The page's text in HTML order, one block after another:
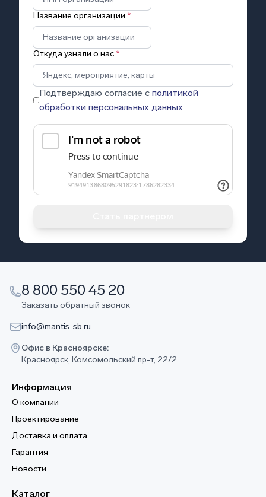
Название организации *
Откуда узнали о нас *
Подтверждаю согласие сполитикой
обработки персональных данных
8 800 550 45 20
Заказать обратный звонок
info@mantis-sb.ru
Офис в Красноярске:
Красноярск, Комсомольский пр-т, 22/2
Информация
О компании
Проектирование
Доставка и оплата
Гарантия
Новости
Каталог